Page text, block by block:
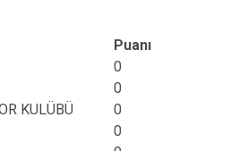
Puanı
0
0
KULÜBÜ
0
0